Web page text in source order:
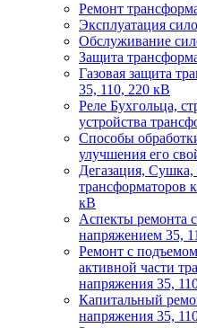
Ремонт
Эксплуатация
Обслуживание
Защита
Газовая защита
35, 110, 220 кВ
Реле Бухгольца,
устройства
Способы
улучшения его
Дегазация,
трансформаторов
кВ
Аспекты ремонта
напряжением 35,
Ремонт с
активной части
напряжения 35,
Капитальный
напряжения 35,